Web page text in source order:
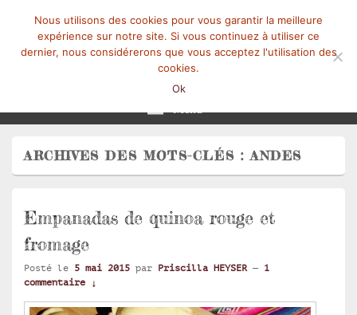
ARCHIVES DES MOTS-CLÉS :ANDES
Empanadas de quinoa rouge et
fromage
Posté le 5 mai 2015 par Priscilla HEYSER — 1
commentaire ↓
Nous utilisons des cookies pour vous garantir la meilleure
expérience sur notre site. Si vous continuez à utiliser ce
dernier, nous considérerons que vous acceptez l'utilisation des
cookies.
Ok